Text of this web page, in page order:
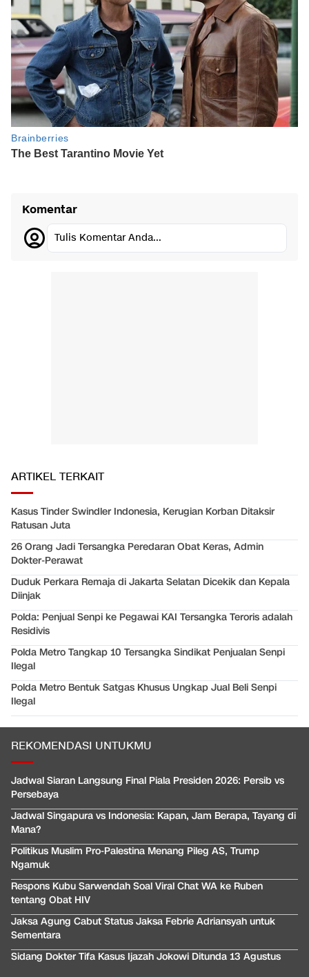
Komentar
Tulis Komentar Anda...
ARTIKEL TERKAIT
Kasus Tinder Swindler Indonesia, Kerugian Korban Ditaksir
Ratusan Juta
26 Orang Jadi Tersangka Peredaran Obat Keras, Admin
Dokter-Perawat
Duduk Perkara Remaja di Jakarta Selatan Dicekik dan Kepala
Diinjak
Polda: Penjual Senpi ke Pegawai KAI Tersangka Teroris adalah
Residivis
Polda Metro Tangkap 10 Tersangka Sindikat Penjualan Senpi
Ilegal
Polda Metro Bentuk Satgas Khusus Ungkap Jual Beli Senpi
Ilegal
REKOMENDASI UNTUKMU
Jadwal Siaran Langsung Final Piala Presiden 2026: Persib vs
Persebaya
Jadwal Singapura vs Indonesia: Kapan, Jam Berapa, Tayang di
Mana?
Politikus Muslim Pro-Palestina Menang Pileg AS, Trump
Ngamuk
Respons Kubu Sarwendah Soal Viral Chat WA ke Ruben
tentang Obat HIV
Jaksa Agung Cabut Status Jaksa Febrie Adriansyah untuk
Sementara
Sidang Dokter Tifa Kasus Ijazah Jokowi Ditunda 13 Agustus